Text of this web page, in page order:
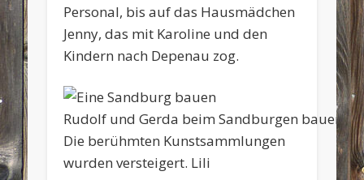
Personal, bis auf das Hausmädchen
Jenny, das mit Karoline und den
Kindern nach Depenau zog.
Rudolf und Gerda beim Sandburgen bauen
Die berühmten Kunstsammlungen
wurden versteigert. Lili